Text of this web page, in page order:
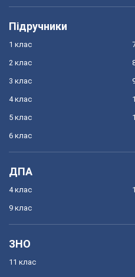
Підручники
1 клас
2 клас
3 клас
4 клас
5 клас
6 клас
ДПА
4 клас
9 клас
ЗНО
11 клас